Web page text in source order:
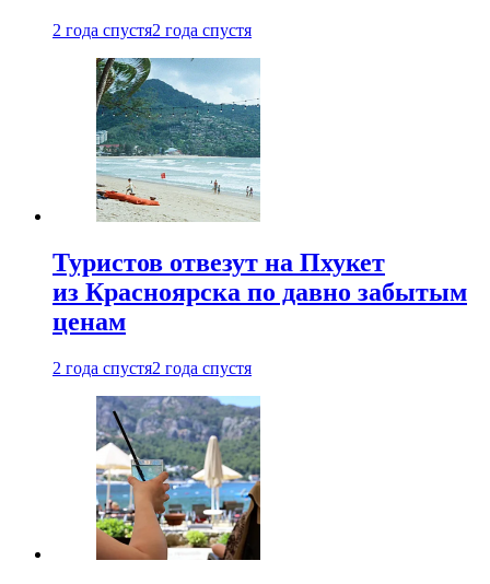
2 года спустя2 года спустя
Туристов отвезут на Пхукет
из Красноярска по давно забытым
ценам
2 года спустя2 года спустя